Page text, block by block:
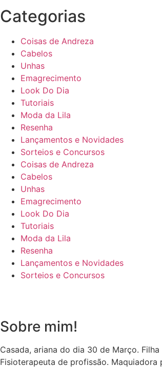
Categorias
Coisas de Andreza
Cabelos
Unhas
Emagrecimento
Look Do Dia
Tutoriais
Moda da Lila
Resenha
Lançamentos e Novidades
Sorteios e Concursos
Coisas de Andreza
Cabelos
Unhas
Emagrecimento
Look Do Dia
Tutoriais
Moda da Lila
Resenha
Lançamentos e Novidades
Sorteios e Concursos
Sobre mim!
Casada, ariana do dia 30 de Março.
Fisioterapeuta de profissão. Maquiadora